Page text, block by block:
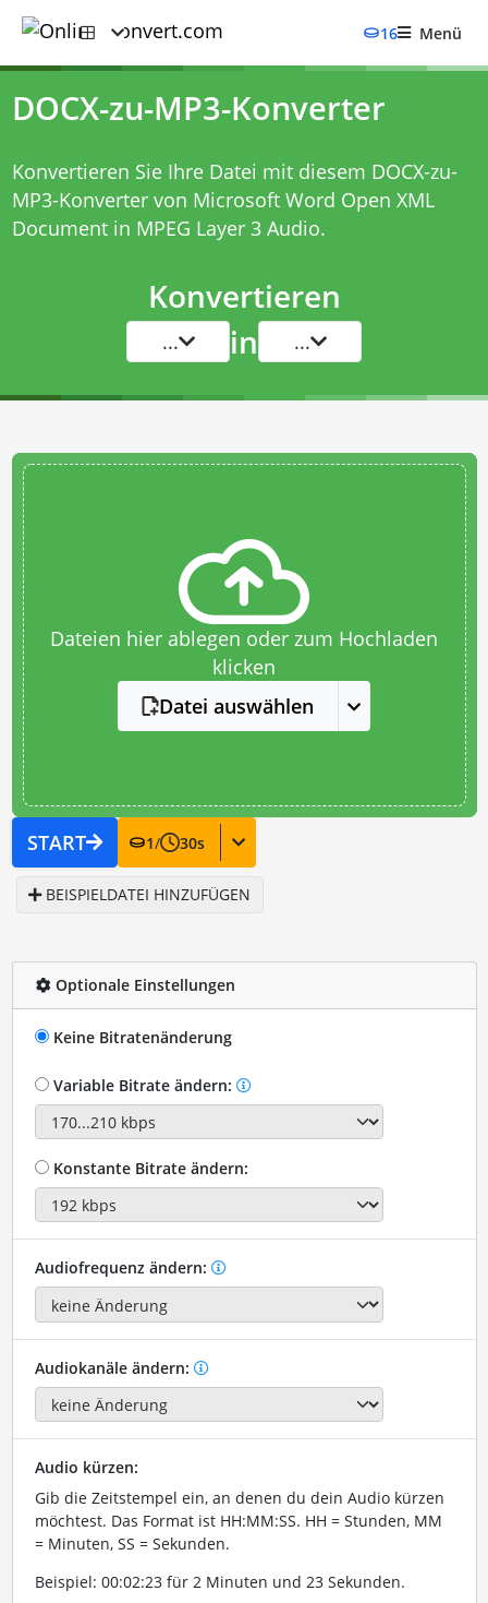
16 Menü
DOCX-zu-MP3-Konverter
Konvertieren Sie Ihre Datei mit diesem DOCX-zu-
MP3-Konvertervon Microsoft Word Open XML
Document in MPEG Layer 3 Audio.
Konvertieren
... in ...
Dateien hier ablegen oder zum Hochladen
klicken
Datei auswählen
START 1/ 30s
BEISPIELDATEI HINZUFÜGEN
Optionale Einstellungen
Keine Bitratenänderung
Variable Bitrate ändern:
Konstante Bitrate ändern:
Audiofrequenz ändern:
Audiokanäle ändern:
Audio kürzen:
Gib die Zeitstempel ein, an denen du dein Audio kürzen
möchtest. Das Format ist HH:MM:SS. HH = Stunden, MM
= Minuten, SS = Sekunden.
Beispiel: 00:02:23 für 2 Minuten und 23 Sekunden.